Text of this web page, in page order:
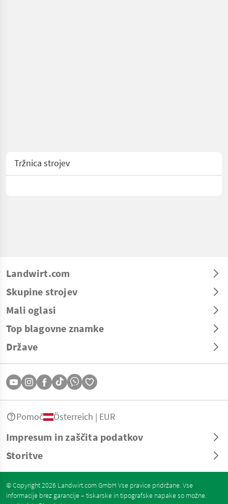
Tržnica strojev
Landwirt.com
Skupine strojev
Mali oglasi
Top blagovne znamke
Države
Impresum in zaščita podatkov
Storitve
Pomoč Österreich | EUR
© Copyright 2026 Landwirt.com GmbH Vse pravice pridržane. Vse
informacije brez garancije – tiskarske in tipografske napake so možne.